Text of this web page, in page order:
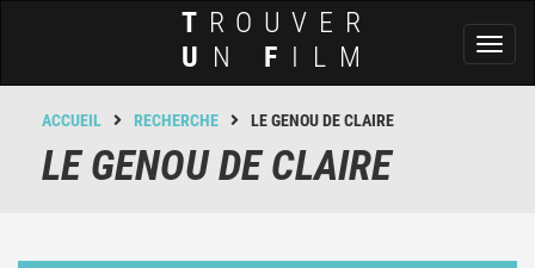
T ROUVER
U N F ILM
ACCUEIL RECHERCHE LE GENOU DE CLAIRE
LE GENOU DE CLAIRE